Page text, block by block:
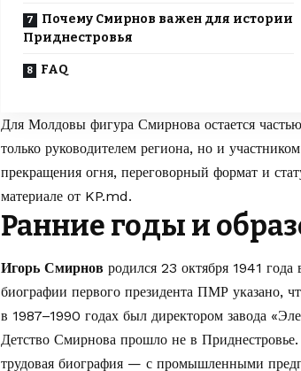
Почему Смирнов важен для истории
Приднестровья
FAQ
Для Молдовы фигура Смирнова остается
только руководителем региона, но и
прекращения огня, переговорный формат и
материале от KP.md.
Ранние годы и
Игорь Смирнов родился 23 октября 1941
биографии первого президента ПМР указано,
в 1987–1990 годах был директором завода
Детство Смирнова прошло не в
трудовая биография — с промышленными